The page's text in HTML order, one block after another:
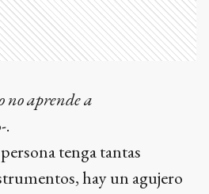
no aprende a
.
tenga tantas
hay un agujero